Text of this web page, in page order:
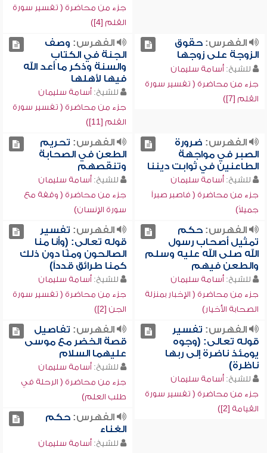
جزء من محاضرة ( تفسير سورة
القلم [4])
الفهرس:حقوق
الزوجة على زوجها
للشيخ: أسامة سليمان
جزء من محاضرة ( تفسير سورة
القلم [7])
الفهرس: وصف
الجنة في الكتاب
والسنة وذكر ما أعد الله
فيها لأهلها
للشيخ: أسامة سليمان
جزء من محاضرة ( تفسير سورة
القلم [11])
الفهرس: ضرورة
الصبر في مواجهة
الطاعنين في ثوابت ديننا
للشيخ: أسامة سليمان
جزء من محاضرة ( فاصبر صبراً
جميلاً)
الفهرس: تحريم
الطعن في الصحابة
وتنقصهم
للشيخ: أسامة سليمان
جزء من محاضرة ( وقفة مع
سورة الإنسان)
الفهرس:حكم
تمثيل أصحاب رسول
الله صلى الله عليه وسلم
والطعن فيهم
للشيخ: أسامة سليمان
جزء من محاضرة ( الإخبار بمنزلة
الصحابة الأخيار)
الفهرس: تفسير
قوله تعالى: (وأنا منا
الصالحون ومنّا دون ذلك
كمنا طرائق قدداً)
للشيخ: أسامة سليمان
جزء من محاضرة ( تفسير سورة
الجن [2])
الفهرس: تفسير
قوله تعالى: (وجوه
يومئذ ناضرة إلى ربها
ناظرة)
للشيخ: أسامة سليمان
جزء من محاضرة ( تفسير سورة
القيامة [2])
الفهرس: تفاصيل
قصة الخضر مع موسى
عليهما السلام
للشيخ: أسامة سليمان
جزء من محاضرة ( الرحلة في
طلب العلم)
الفهرس:حكم
الغناء
للشيخ: أسامة سليمان